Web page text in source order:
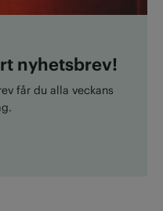
nyhetsbrev!
får du alla veckans